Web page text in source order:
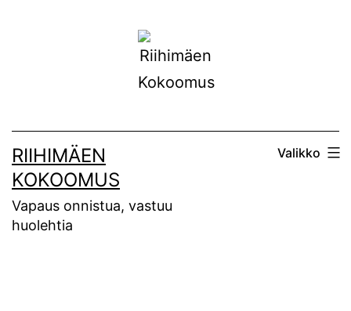
RIIHIMÄEN
KOKOOMUS
Vapaus onnistua, vastuu
huolehtia
Valikko